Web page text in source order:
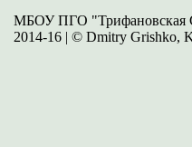
МБОУ ПГО
2014-16 | © Dmitry Grishko,